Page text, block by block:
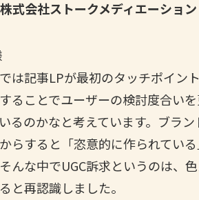
式会社ストークメディエーショ
は記事LPが最初のタッチポイン
ることでユーザーの検討度合い
るのかなと考えています。ブラン
らすると「恣意的に作られてい
んな中でUGC訴求というのは、
と再認識しました。